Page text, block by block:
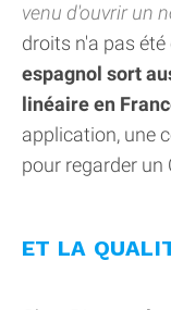
venu d'ouvrir un
droits n'a pas
espagnol sort
linéaire en
application, une
pour regarder un
ET LA